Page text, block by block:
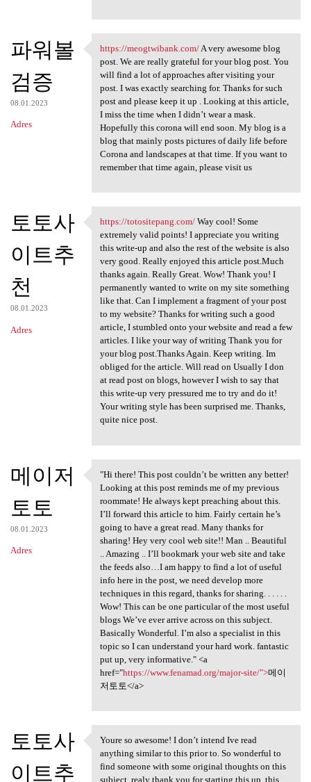
파워볼
검증
08.01.2023
Adres
https://meogtwibank.com/ A
https://meogtwibank.com/A very awesome blog
post. We are really grateful for your blog post. You
will find a lot of approaches after visiting your
post. I was exactly searching for. Thanks for such
post and please keep it up . Looking at this article,
I miss the time when I didn’t wear a mask.
Hopefully this corona will end soon. My blog is a
blog that mainly posts pictures of daily life before
Corona and landscapes at that time. If you want to
remember that time again, please visit us
토토사
이트추
천
08.01.2023
Adres
https://totositepang.com/ Way
https://totositepang.com/Way cool! Some
extremely valid points! I appreciate you writing
this write-up and also the rest of the website is also
very good. Really enjoyed this article post.Much
thanks again. Really Great. Wow! Thank you! I
permanently wanted to write on my site something
like that. Can I implement a fragment of your post
to my website? Thanks for writing such a good
article, I stumbled onto your website and read a few
articles. I like your way of writing Thank you for
your blog post.Thanks Again. Keep writing. Im
obliged for the article. Will read on Usually I don
at read post on blogs, however I wish to say that
this write-up very pressured me to try and do it!
Your writing style has been surprised me. Thanks,
quite nice post.
메이저
토토
08.01.2023
Adres
"Hi there! This post couldn’t
"Hi there! This post couldn’t be written any better!
Looking at this post reminds me of my previous
roommate! He always kept preaching about this.
I’ll forward this article to him. Fairly certain he’s
going to have a great read. Many thanks for
sharing! Hey very cool web site!! Man .. Beautiful
.. Amazing .. I’ll bookmark your web site and take
the feeds also…I am happy to find a lot of useful
info here in the post, we need develop more
techniques in this regard, thanks for sharing. . . . . .
Wow! This can be one particular of the most useful
blogs We’ve ever arrive across on this subject.
Basically Wonderful. I’m also a specialist in this
topic so I can understand your hard work. fantastic
put up, very informative." <a
href="https://www.fenamad.org/major-site/">메이
저토토</a>
토토사
이트추
Youre so awesome! I don’t
Youre so awesome! I don’t intend Ive read
anything similar to this prior to. So wonderful to
find someone with some original thoughts on this
subject. realy thank you for starting this up. this